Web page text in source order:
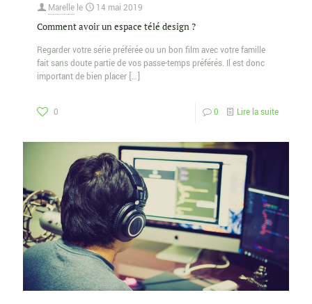
Marelle le 14 mai 2019
Comment avoir un espace télé design ?
Regarder votre série préférée ou un bon film avec votre famille
fait sans doute partie de vos passe-temps préférés. Il est donc
important de bien placer […]
0 0 Lire la suite